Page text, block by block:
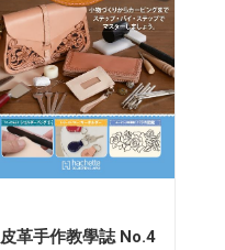
皮革手作教學誌 No.4